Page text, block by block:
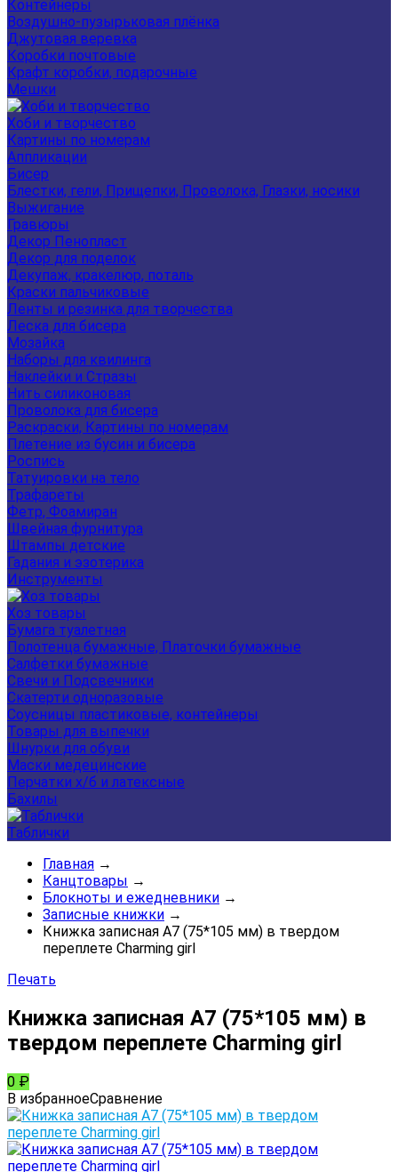
Контейнеры
Воздушно-пузырьковая плёнка
Джутовая веревка
Коробки почтовые
Крафт коробки, подарочные
Мешки
Хоби и творчество
Картины по номерам
Аппликации
Бисер
Блестки, гели, Прищепки, Проволока, Глазки, носики
Выжигание
Гравюры
Декор Пенопласт
Декор для поделок
Декупаж, кракелюр, поталь
Краски пальчиковые
Ленты и резинка для творчества
Леска для бисера
Мозайка
Наборы для квилинга
Наклейки и Стразы
Нить силиконовая
Проволока для бисера
Раскраски, Картины по номерам
Плетение из бусин и бисера
Роспись
Татуировки на тело
Трафареты
Фетр, Фоамиран
Швейная фурнитура
Штампы детские
Гадания и эзотерика
Инструменты
Хоз товары
Бумага туалетная
Полотенца бумажные, Платочки бумажные
Салфетки бумажные
Свечи и Подсвечники
Скатерти одноразовые
Соусницы пластиковые, контейнеры
Товары для выпечки
Шнурки для обуви
Маски медецинские
Перчатки х/б и латексные
Бахилы
Таблички
Главная →
Канцтовары →
Блокноты и ежедневники →
Записные книжки →
Книжка записная А7 (75*105 мм) в твердом
переплете Charming girl
Печать
Книжка записная А7 (75*105 мм) в
твердом переплете Charming girl
0 ₽
В избранноеСравнение